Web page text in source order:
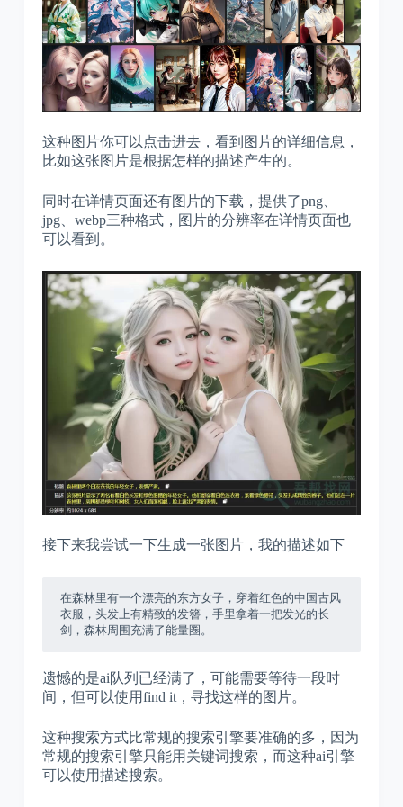
这种图片你可以点击进去，看到图片的详细信息，
比如这张图片是根据怎样的描述产生的。
同时在详情页面还有图片的下载，提供了png、
jpg、webp三种格式，图片的分辨率在详情页面也
可以看到。
接下来我尝试一下生成一张图片，我的描述如下
在森林里有一个漂亮的东方女子，穿着红色的中国古风
衣服，头发上有精致的发簪，手里拿着一把发光的长
剑，森林周围充满了能量圈。
遗憾的是ai队列已经满了，可能需要等待一段时
间，但可以使用find it，寻找这样的图片。
这种搜索方式比常规的搜索引擎要准确的多，因为
常规的搜索引擎只能用关键词搜索，而这种ai引擎
可以使用描述搜索。